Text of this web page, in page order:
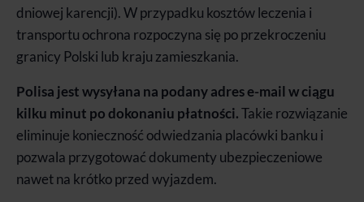
dniowej karencji). W przypadku kosztów leczenia i
transportu ochrona rozpoczyna się po przekroczeniu
granicy Polski lub kraju zamieszkania.
Polisa jest wysyłana na podany adres e-mail w ciągu
kilku minut po dokonaniu płatności.Takie rozwiązanie
eliminuje konieczność odwiedzania placówki banku i
pozwala przygotować dokumenty ubezpieczeniowe
nawet na krótko przed wyjazdem.